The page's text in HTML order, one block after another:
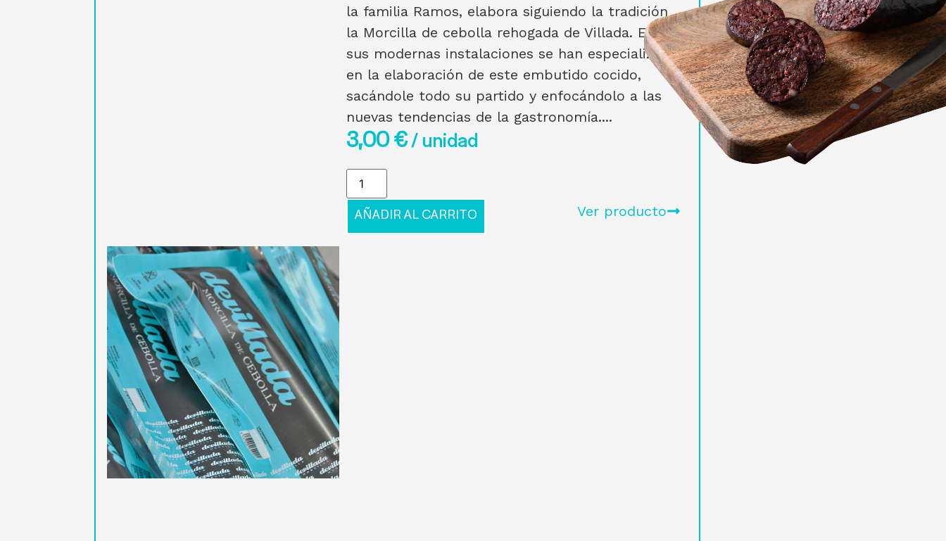
la familia Ramos, elabora siguiendo la tradición
la Morcilla de cebolla rehogada de Villada. En
sus modernas instalaciones se han especializado
en la elaboración de este embutido cocido,
sacándole todo su partido y enfocándolo a las
nuevas tendencias de la gastronomía....
3,00€/ unidad
AÑADIR AL CARRITO Ver producto